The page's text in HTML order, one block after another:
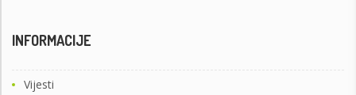
INFORMACIJE
Vijesti